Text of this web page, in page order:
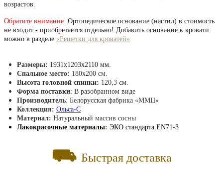
возрастов.
Обратите внимание: Ортопедическое основание (настил) в стоимость
не входит - приобретается отдельно! Добавить основание к кровати
можно в разделе «Решетки для кроватей»
Размеры: 1931x1203x2110 мм.
Спальное место: 180х200 см.
Высота головной спинки: 120,3 см.
Форма поставки: В разобранном виде
Производитель: Белорусская фабрика «ММЦ»
Коллекция: Ольса-С
Материал: Натуральный массив сосны
Лакокрасочные материалы: ЭКО стандарта EN71-3
⛟ Быстрая доставка